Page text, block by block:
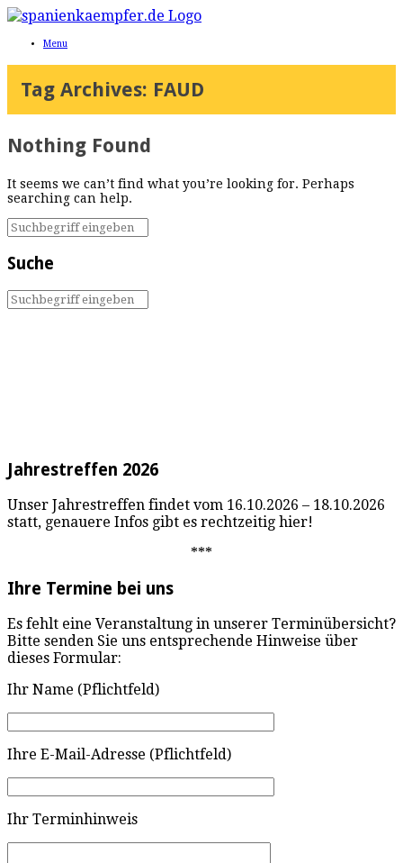
Menu
Tag Archives: FAUD
Nothing Found
It seems we can’t find what you’re looking for. Perhaps
searching can help.
Suche
Jahrestreffen 2026
Unser Jahrestreffen findet vom 16.10.2026 – 18.10.2026
statt, genauere Infos gibt es rechtzeitig hier!
***
Ihre Termine bei uns
Es fehlt eine Veranstaltung in unserer Terminübersicht?
Bitte senden Sie uns entsprechende Hinweise über
dieses Formular:
Ihr Name (Pflichtfeld)
Ihre E-Mail-Adresse (Pflichtfeld)
Ihr Terminhinweis